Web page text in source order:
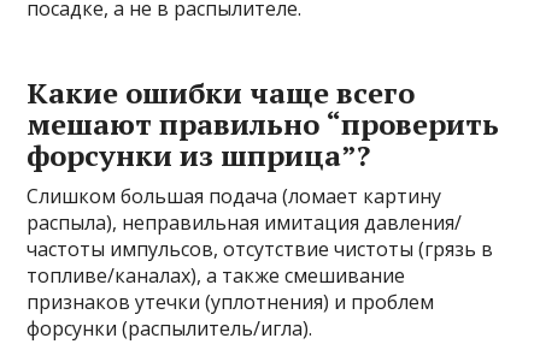
посадке, а не в распылителе.
Какие ошибки чаще всего
мешают правильно “проверить
форсунки из шприца”?
Слишком большая подача (ломает картину
распыла), неправильная имитация давления/
частоты импульсов, отсутствие чистоты (грязь в
топливе/каналах), а также смешивание
признаков утечки (уплотнения) и проблем
форсунки (распылитель/игла).